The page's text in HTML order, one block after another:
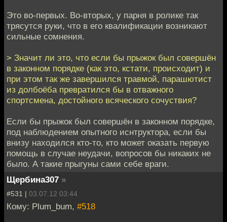
Это во-первых. Во-вторых, у парня в ролике так
трясутся руки, что в его квалификации возникают
сильные сомнения.
> Значит ли это, что если бы прыжок был совершён
в законном порядке (как это, кстати, происходит) и
при этом так же завершился травмой, парашютист
из долбоёба превратился бы в отважного
спортсмена, достойного всяческого сочуствия?
Если бы прыжок был совершён в законном порядке,
под наблюдением опытного иснтруктора, если бы
внизу находился кто-то, кто может оказать первую
помощь в случае неудачи, вопросов бы никаких не
было. А такие прыгуны сами себе враги.
Щербина307 »
#531 | 03.07.12 03:44
Кому: Plum_bum, #518